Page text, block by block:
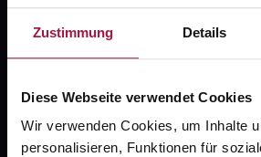
Zustimmung Details
Diese Webseite verwendet Cookies
Wir verwenden Cookies, um Inhalte
personalisieren, Funktionen für
gesund.de
Karriere
Newsletter